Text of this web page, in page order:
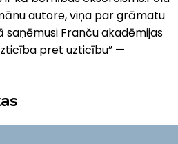
autore, viņa par grāmatu
saņēmusi Franču akadēmijas
pret uzticību” —